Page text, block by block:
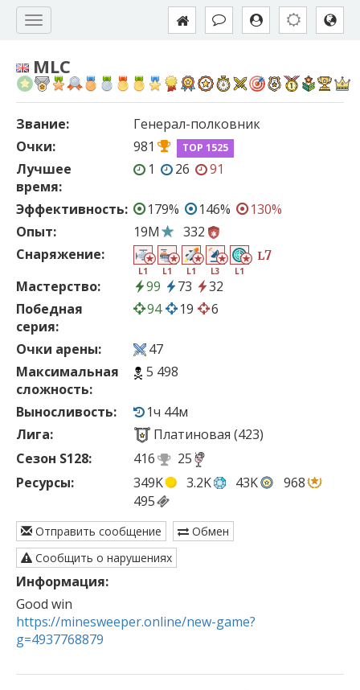
MLC
Звание:
Генерал-полковник
Очки:
981 TOP 1525
Лучшее
время:
1 26 91
Эффективность: 179% 146%
130%
Опыт:
19M
332
Снаряжение:
L1 L1 L1 L3 L1
L7
Мастерство: 99 73
32
Победная
серия:
94 19 6
Очки арены:
47
Максимальная
сложность:
5 498
Выносливость:
1ч 44м
Лига:
Платиновая (423)
Сезон S128:
416
25
Ресурсы:
349K 3.2K 43K
968
495
Отправить сообщение
Обмен
Сообщить о нарушениях
Информация:
https://minesweeper.online/new-game?
g=4937768879